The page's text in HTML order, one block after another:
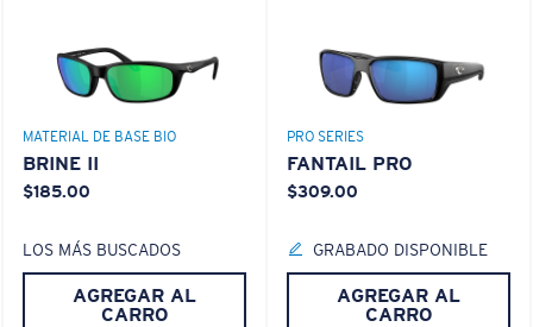
MATERIAL DE BASE BIO
BRINE II
$185.00
LOS MÁS BUSCADOS
AGREGAR AL
CARRO
PRO SERIES
FANTAIL PRO
$309.00
GRABADO DISPONIBLE
AGREGAR AL
CARRO